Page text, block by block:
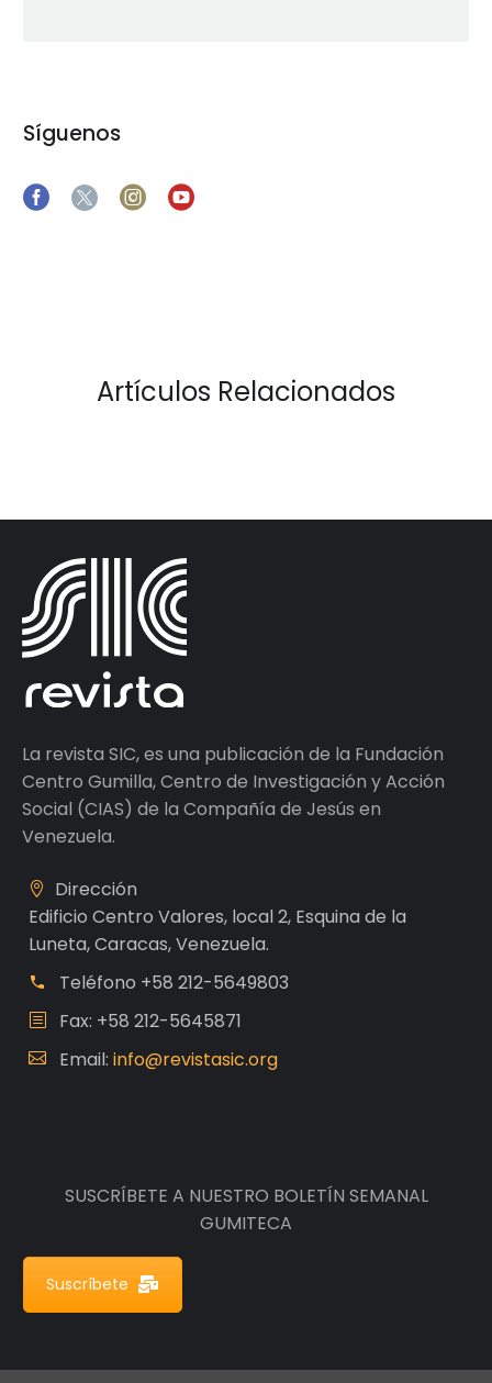
Síguenos
Artículos Relacionados
La revista SIC, es una publicación de la Fundación
Centro Gumilla, Centro de Investigación y Acción
Social (CIAS) de la Compañía de Jesús en
Venezuela.
Dirección
Edificio Centro Valores, local 2, Esquina de la
Luneta, Caracas, Venezuela.
Teléfono +58 212-5649803
Fax: +58 212-5645871
Email: info@revistasic.org
SUSCRÍBETE A NUESTRO BOLETÍN SEMANAL
GUMITECA
Suscríbete